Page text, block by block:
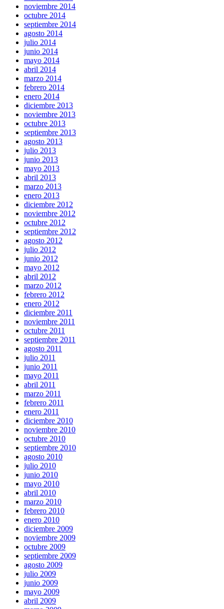
noviembre 2014
octubre 2014
septiembre 2014
agosto 2014
julio 2014
junio 2014
mayo 2014
abril 2014
marzo 2014
febrero 2014
enero 2014
diciembre 2013
noviembre 2013
octubre 2013
septiembre 2013
agosto 2013
julio 2013
junio 2013
mayo 2013
abril 2013
marzo 2013
enero 2013
diciembre 2012
noviembre 2012
octubre 2012
septiembre 2012
agosto 2012
julio 2012
junio 2012
mayo 2012
abril 2012
marzo 2012
febrero 2012
enero 2012
diciembre 2011
noviembre 2011
octubre 2011
septiembre 2011
agosto 2011
julio 2011
junio 2011
mayo 2011
abril 2011
marzo 2011
febrero 2011
enero 2011
diciembre 2010
noviembre 2010
octubre 2010
septiembre 2010
agosto 2010
julio 2010
junio 2010
mayo 2010
abril 2010
marzo 2010
febrero 2010
enero 2010
diciembre 2009
noviembre 2009
octubre 2009
septiembre 2009
agosto 2009
julio 2009
junio 2009
mayo 2009
abril 2009